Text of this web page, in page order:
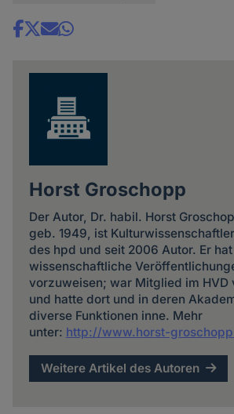
Share
Horst Groschopp
Der Autor, Dr. habil. Horst
geb. 1949, ist
des hpd und seit 2006 Autor. Er
wissenschaftliche
vorzuweisen; war Mitglied im HVD
und hatte dort und in deren
diverse Funktionen inne. Mehr
unter: http://www.horst-
Weitere Artikel des Autoren